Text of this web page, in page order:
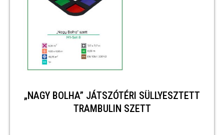
„NAGY BOLHA” JÁTSZÓTÉRI SÜLLYESZTETT
TRAMBULIN SZETT